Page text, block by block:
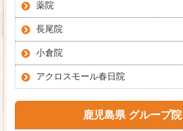
薬院
長尾院
小倉院
アクロスモール春日院
鹿児島県 グループ院